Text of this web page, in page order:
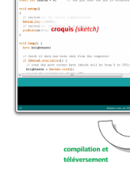
Exemple :
acquisition de
externe),
contrôle de
envoi
temps de